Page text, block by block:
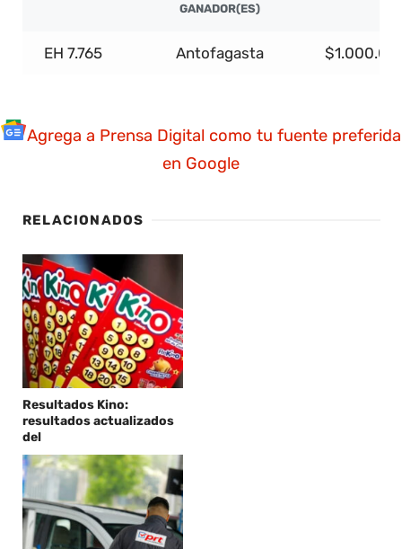
GANADOR(ES)
EH 7.765 Antofagasta
Agrega a Prensa Digital como tu fuente preferida
en Google
RELACIONADOS
Resultados Kino:
resultados actualizados
del